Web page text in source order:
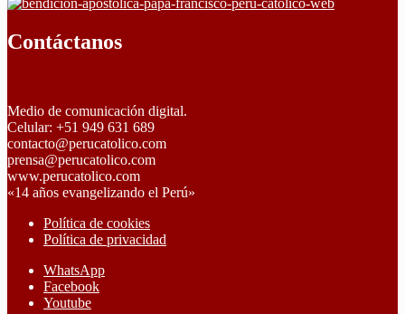
Contáctanos
Medio de comunicación digital.
Celular: +51 949 631 689
contacto@perucatolico.com
prensa@perucatolico.com
www.perucatolico.com
«14 años evangelizando el Perú»
Política de cookies
Política de privacidad
WhatsApp
Facebook
Youtube